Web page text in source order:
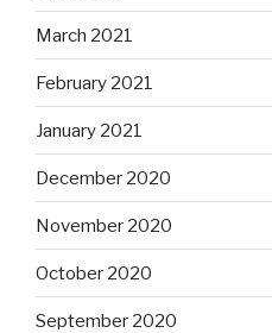
March 2021
February 2021
January 2021
December 2020
November 2020
October 2020
September 2020